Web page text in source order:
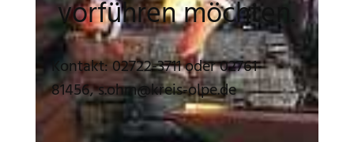
vorführen möchten.
Kontakt: 02722-3711 oder 02761-
81456, s.ohm@kreis-olpe.de